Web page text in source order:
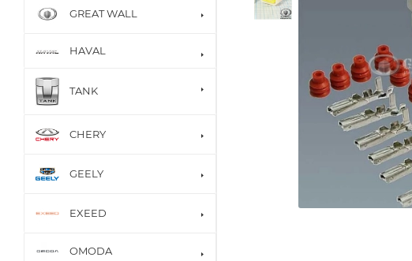
GREAT WALL
HAVAL
TANK
CHERY
GEELY
EXEED
OMODA